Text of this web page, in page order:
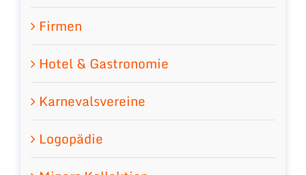
Firmen
Hotel & Gastronomie
Karnevalsvereine
Logopädie